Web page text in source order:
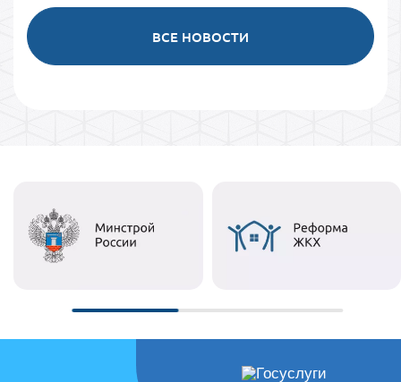
ВСЕ НОВОСТИ